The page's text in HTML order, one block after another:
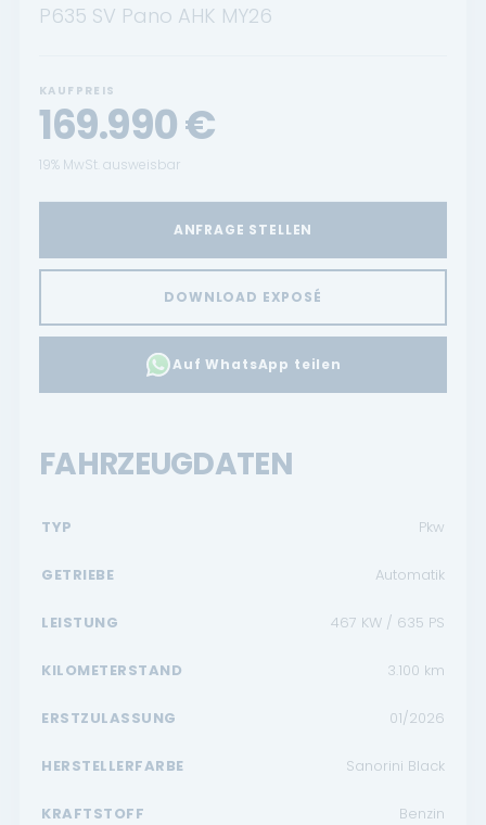
P635 SV Pano AHK MY26
KAUFPREIS
169.990€
19% MwSt. ausweisbar
ANFRAGE STELLEN
DOWNLOAD EXPOSÉ
Auf WhatsApp teilen
FAHRZEUGDATEN
TYP Pkw
GETRIEBE Automatik
LEISTUNG 467 KW / 635 PS
KILOMETERSTAND 3.100 km
ERSTZULASSUNG 01/2026
HERSTELLERFARBE Sanorini Black
KRAFTSTOFF Benzin